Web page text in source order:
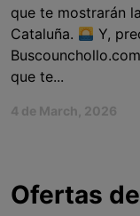
que te mostrarán
Cataluña.
Y,
que te...
4 de March, 2026
Ofertas